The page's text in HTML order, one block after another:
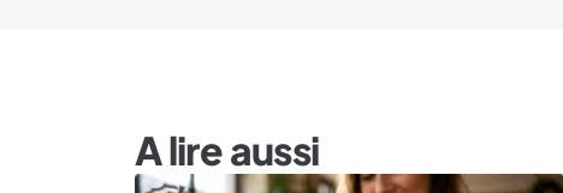
A lire aussi